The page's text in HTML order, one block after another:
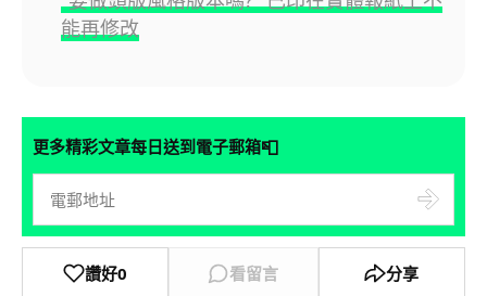
能再修改
更多精彩文章每日送到電子郵箱📮
讚好0 看留言 分享